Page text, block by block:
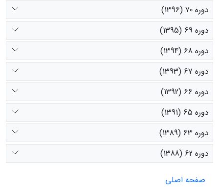
دوره 70 (1396)
دوره 69 (1395)
دوره 68 (1394)
دوره 67 (1393)
دوره 66 (1392)
دوره 65 (1391)
دوره 63 (1389)
دوره 62 (1388)
صفحه اصلی